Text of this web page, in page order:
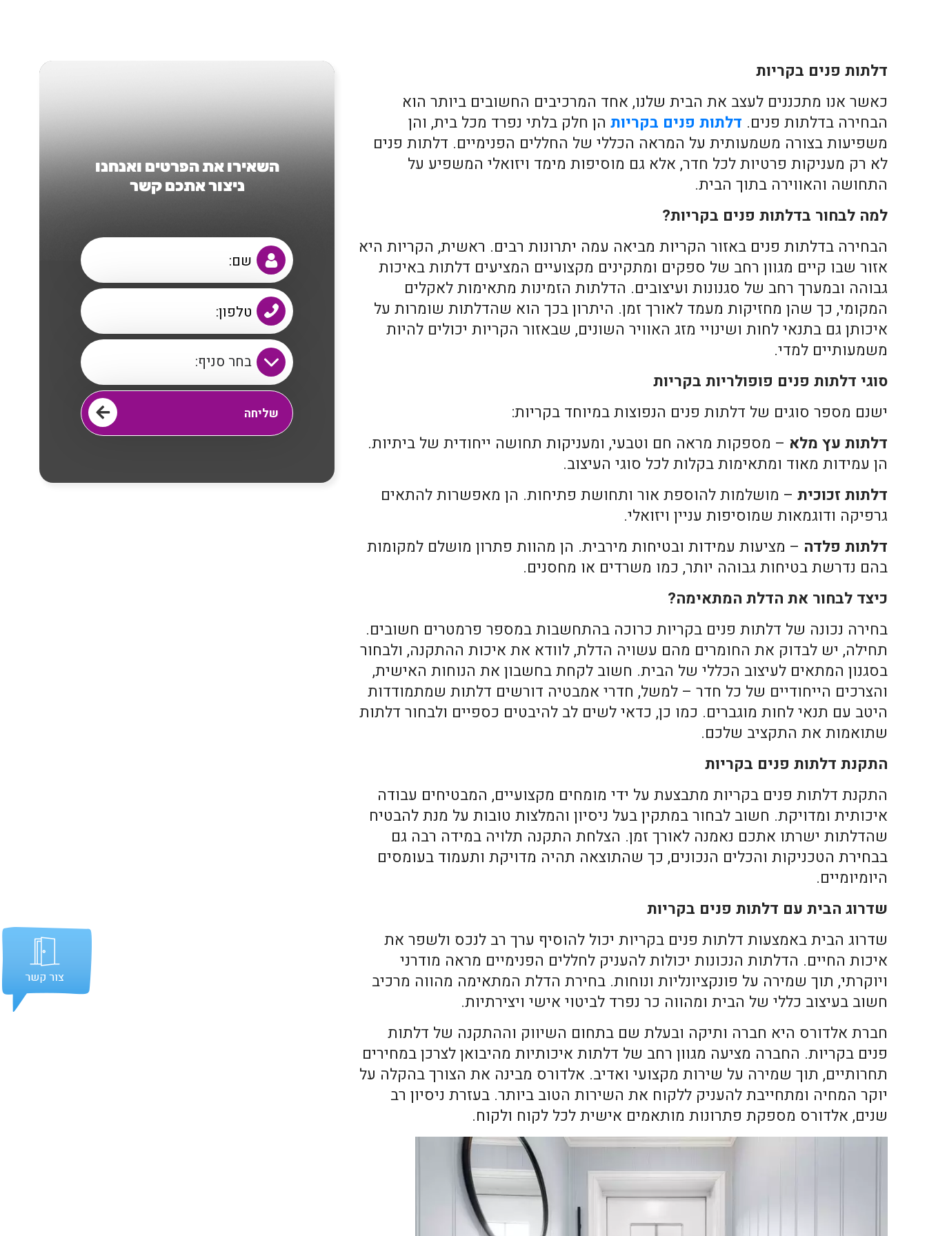
דלתות פנים בקריות
כאשר אנו מתכננים לעצב את הבית שלנו, אחד המרכיבים החשובים ביותר הוא
הבחירה בדלתות פנים. דלתות פנים בקריות הן חלק בלתי נפרד מכל בית, והן
משפיעות בצורה משמעותית על המראה הכללי של החללים הפנימיים. דלתות פנים
לא רק מעניקות פרטיות לכל חדר, אלא גם מוסיפות מימד ויזואלי המשפיע על
התחושה והאווירה בתוך הבית.
למה לבחור בדלתות פנים בקריות?
הבחירה בדלתות פנים באזור הקריות מביאה עמה יתרונות רבים. ראשית, הקריות היא
אזור שבו קיים מגוון רחב של ספקים ומתקינים מקצועיים המציעים דלתות באיכות
גבוהה ובמערך רחב של סגנונות ועיצובים. הדלתות הזמינות מתאימות לאקלים
המקומי, כך שהן מחזיקות מעמד לאורך זמן. היתרון בכך הוא שהדלתות שומרות על
איכותן גם בתנאי לחות ושינויי מזג האוויר השונים, שבאזור הקריות יכולים להיות
משמעותיים למדי.
סוגי דלתות פנים פופולריות בקריות
ישנם מספר סוגים של דלתות פנים הנפוצות במיוחד בקריות:
דלתות עץ מלא – מספקות מראה חם וטבעי, ומעניקות תחושה ייחודית של ביתיות.
הן עמידות מאוד ומתאימות בקלות לכל סוגי העיצוב.
דלתות זכוכית – מושלמות להוספת אור ותחושת פתיחות. הן מאפשרות להתאים
גרפיקה ודוגמאות שמוסיפות עניין ויזואלי.
דלתות פלדה – מציעות עמידות ובטיחות מירבית. הן מהוות פתרון מושלם למקומות
בהם נדרשת בטיחות גבוהה יותר, כמו משרדים או מחסנים.
כיצד לבחור את הדלת המתאימה?
בחירה נכונה של דלתות פנים בקריות כרוכה בהתחשבות במספר פרמטרים חשובים.
תחילה, יש לבדוק את החומרים מהם עשויה הדלת, לוודא את איכות ההתקנה, ולבחור
בסגנון המתאים לעיצוב הכללי של הבית. חשוב לקחת בחשבון את הנוחות האישית,
והצרכים הייחודיים של כל חדר – למשל, חדרי אמבטיה דורשים דלתות שמתמודדות
היטב עם תנאי לחות מוגברים. כמו כן, כדאי לשים לב להיבטים כספיים ולבחור דלתות
שתואמות את התקציב שלכם.
התקנת דלתות פנים בקריות
התקנת דלתות פנים בקריות מתבצעת על ידי מומחים מקצועיים, המבטיחים עבודה
איכותית ומדויקת. חשוב לבחור במתקין בעל ניסיון והמלצות טובות על מנת להבטיח
שהדלתות ישרתו אתכם נאמנה לאורך זמן. הצלחת התקנה תלויה במידה רבה גם
בבחירת הטכניקות והכלים הנכונים, כך שהתוצאה תהיה מדויקת ותעמוד בעומסים
היומיומיים.
שדרוג הבית עם דלתות פנים בקריות
שדרוג הבית באמצעות דלתות פנים בקריות יכול להוסיף ערך רב לנכס ולשפר את
איכות החיים. הדלתות הנכונות יכולות להעניק לחללים הפנימיים מראה מודרני
ויוקרתי, תוך שמירה על פונקציונליות ונוחות. בחירת הדלת המתאימה מהווה מרכיב
חשוב בעיצוב כללי של הבית ומהווה כר נפרד לביטוי אישי ויצירתיות.
חברת אלדורס היא חברה ותיקה ובעלת שם בתחום השיווק וההתקנה של דלתות
פנים בקריות. החברה מציעה מגוון רחב של דלתות איכותיות מהיבואן לצרכן במחירים
תחרותיים, תוך שמירה על שירות מקצועי ואדיב. אלדורס מבינה את הצורך בהקלה על
יוקר המחיה ומתחייבת להעניק ללקוח את השירות הטוב ביותר. בעזרת ניסיון רב
שנים, אלדורס מספקת פתרונות מותאמים אישית לכל לקוח ולקוח.
השאירו את הפרטים ואנחנו
ניצור אתכם קשר